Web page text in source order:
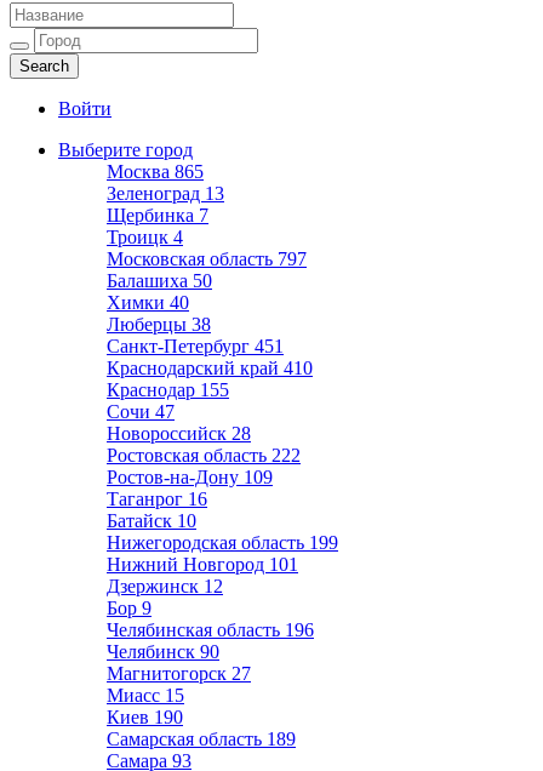
Ветеринарные клиники
Адреса и телефоны
Войти
Выберите город
Москва 865
Зеленоград 13
Щербинка 7
Троицк 4
Московская область 797
Балашиха 50
Химки 40
Люберцы 38
Санкт-Петербург 451
Краснодарский край 410
Краснодар 155
Сочи 47
Новороссийск 28
Ростовская область 222
Ростов-на-Дону 109
Таганрог 16
Батайск 10
Нижегородская область 199
Нижний Новгород 101
Дзержинск 12
Бор 9
Челябинская область 196
Челябинск 90
Магнитогорск 27
Миасс 15
Киев 190
Самарская область 189
Самара 93